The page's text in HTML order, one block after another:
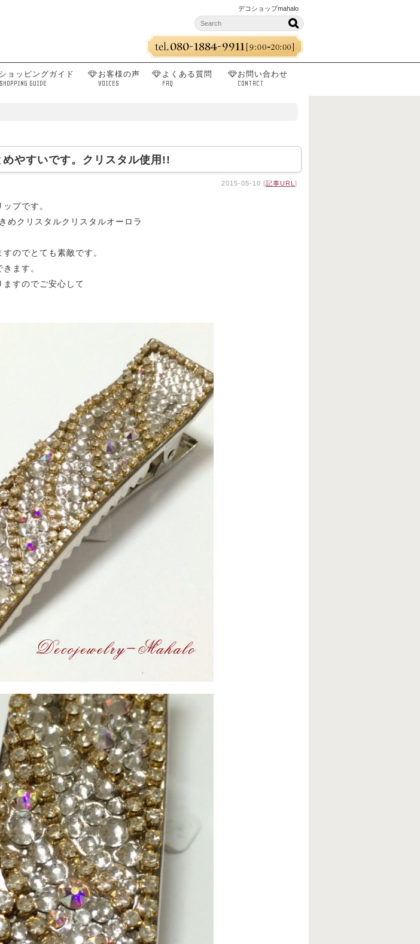
デコショップmahalo
ショッピングガイド
SHOPPING GUIDE
お客様の声
VOICES
よくある質問
FAQ
お問い合わせ
CONTACT
やすいです。クリスタル使用!!
2015-05-10 [記事URL ]
プです。
めクリスタルクリスタルオーロラ
のでとても素敵です。
ます。
すのでご安心して